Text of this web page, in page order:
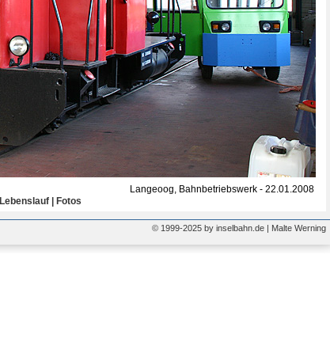
Langeoog, Bahnbetriebswerk - 22.01.2008
Lebenslauf | Fotos
© 1999-2025 by inselbahn.de | Malte Werning